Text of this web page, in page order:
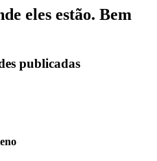
eles estão. Bem
publicadas